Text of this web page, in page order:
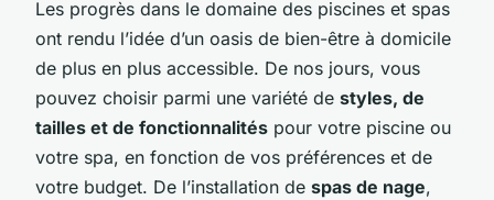
Les progrès dans le domaine des piscines et spas
ont rendu l’idée d’un oasis de bien-être à domicile
de plus en plus accessible. De nos jours, vous
pouvez choisir parmi une variété de styles, de
tailles et de fonctionnalités pour votre piscine ou
votre spa, en fonction de vos préférences et de
votre budget. De l’installation de spas de nage,